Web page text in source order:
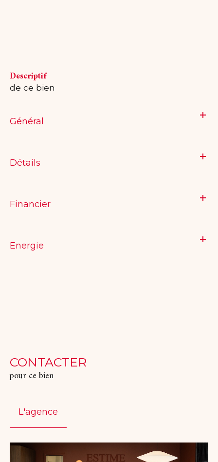
descriptif
de ce bien
Général
Détails
Financier
Energie
CONTACTER
pour ce bien
L'agence